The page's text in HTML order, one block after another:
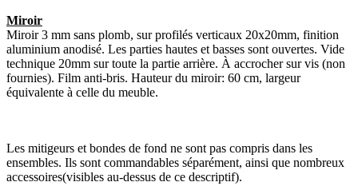
Miroir
Miroir 3 mm sans plomb, sur profilés verticaux 20x20mm, finition
aluminium anodisé. Les parties hautes et basses sont ouvertes. Vide
technique 20mm sur toute la partie arrière. À accrocher sur vis (non
fournies). Film anti-bris. Hauteur du miroir: 60 cm, largeur
équivalente à celle du meuble.
Les mitigeurs et bondes de fond ne sont pas compris dans les
ensembles. Ils sont commandables séparément, ainsi que nombreux
accessoires(visibles au-dessus de ce descriptif).